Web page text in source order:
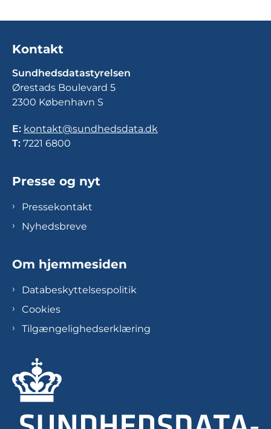
Kontakt
Sundhedsdatastyrelsen
Ørestads Boulevard 5
2300 København S
E: kontakt@sundhedsdata.dk
T: 7221 6800
Presse og nyt
Pressekontakt
Nyhedsbreve
Om hjemmesiden
Databeskyttelsespolitik
Cookies
Tilgængelighedserklæring